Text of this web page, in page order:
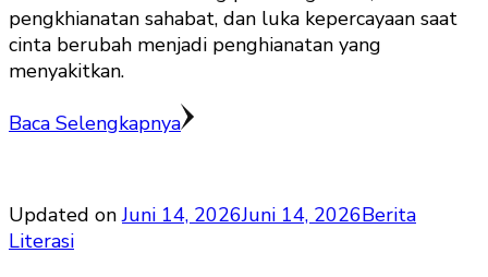
pengkhianatan sahabat, dan luka kepercayaan saat
cinta berubah menjadi penghianatan yang
menyakitkan.
Baca Selengkapnya
Updated onJuni 14, 2026Juni 14, 2026Berita
Literasi